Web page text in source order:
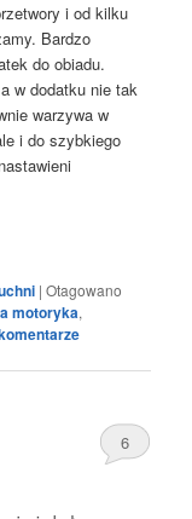
i od kilku
Bardzo
do obiadu.
w dodatku nie tak
warzywa w
i do szybkiego
|Otagowano
motoryka,
6